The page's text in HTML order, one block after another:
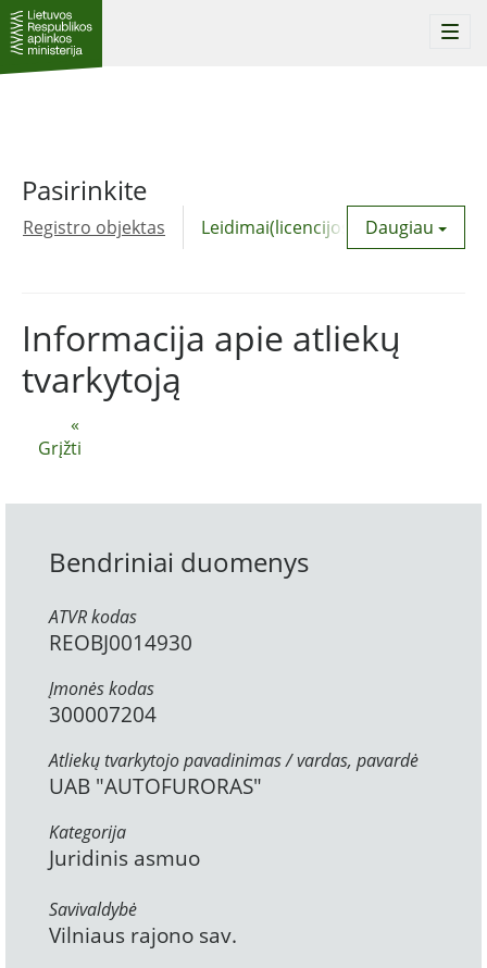
Pasirinkite
Registro objektas Leidimai(licencijos) Daugiau
«
Grįžti
Informacija apie atliekų
tvarkytoją
Bendriniai duomenys
ATVR kodas
REOBJ0014930
Įmonės kodas
300007204
Atliekų tvarkytojo pavadinimas / vardas, pavardė
UAB "AUTOFURORAS"
Kategorija
Juridinis asmuo
Savivaldybė
Vilniaus rajono sav.